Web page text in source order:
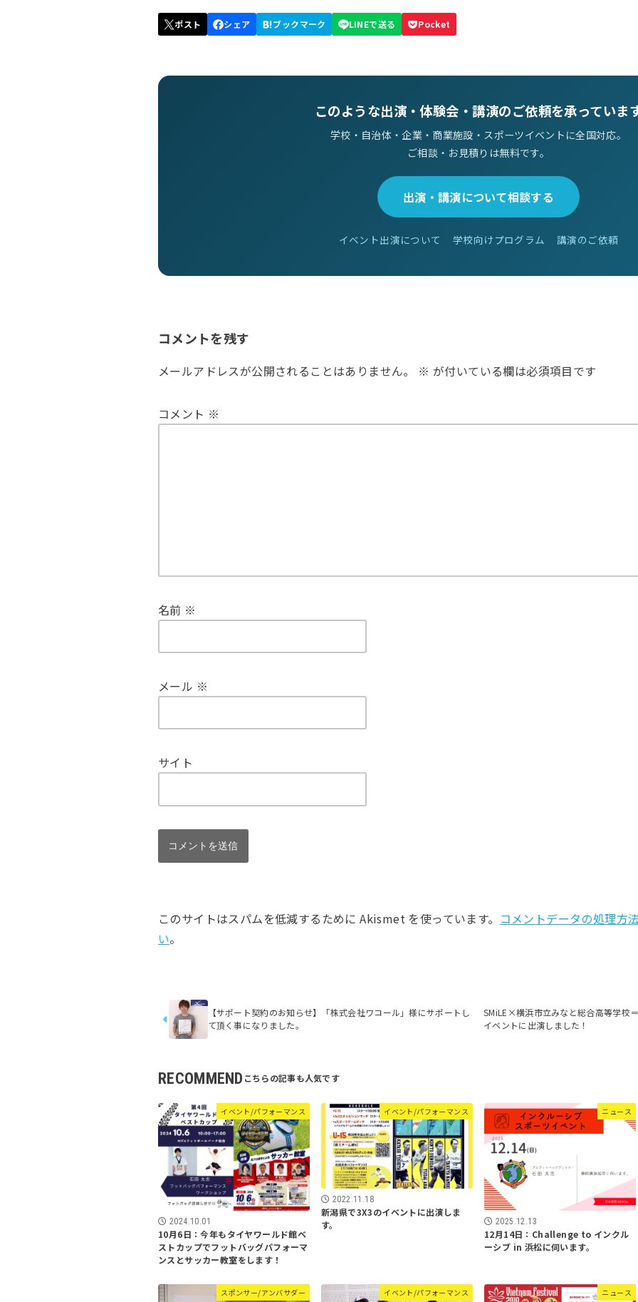
このような出演・体験会・講演のご依頼を承っていま
学校・自治体・企業・商業施設・スポーツイベントに全国対応。
ご相談・お見積りは無料です。
出演・講演について相談する
イベント出演について 学校向けプログラム 講演のご依頼
コメントを残す
メールアドレスが公開されることはありません。 ※ が付いている欄は必須項目です
コメント ※
名前 ※
メール ※
サイト
このサイトはスパムを低減するために Akismet を使っています。 コメントデータの処理方
い。
【サポート契約のお知らせ】「株式会社ワコール」様にサポートし
て頂く事になりました。
SMiLE×横浜市立みなと総合高等学校
イベントに出演しました！
RECOMMEND
イベント/パフォーマンス
2024.10.01
10月6日：今年もタイヤワールド館ベ
ストカップでフットバッグパフォーマ
ンスとサッカー教室をします！
イベント/パフォーマンス
2022.11.18
新潟県で3X3のイベントに出演しま
す。
ニュース
2025.12.13
12月14日：Challenge to インクル
ーシブ in 浜松に伺います。
スポンサー/アンバサダー イベント/パフォーマンス ニュース